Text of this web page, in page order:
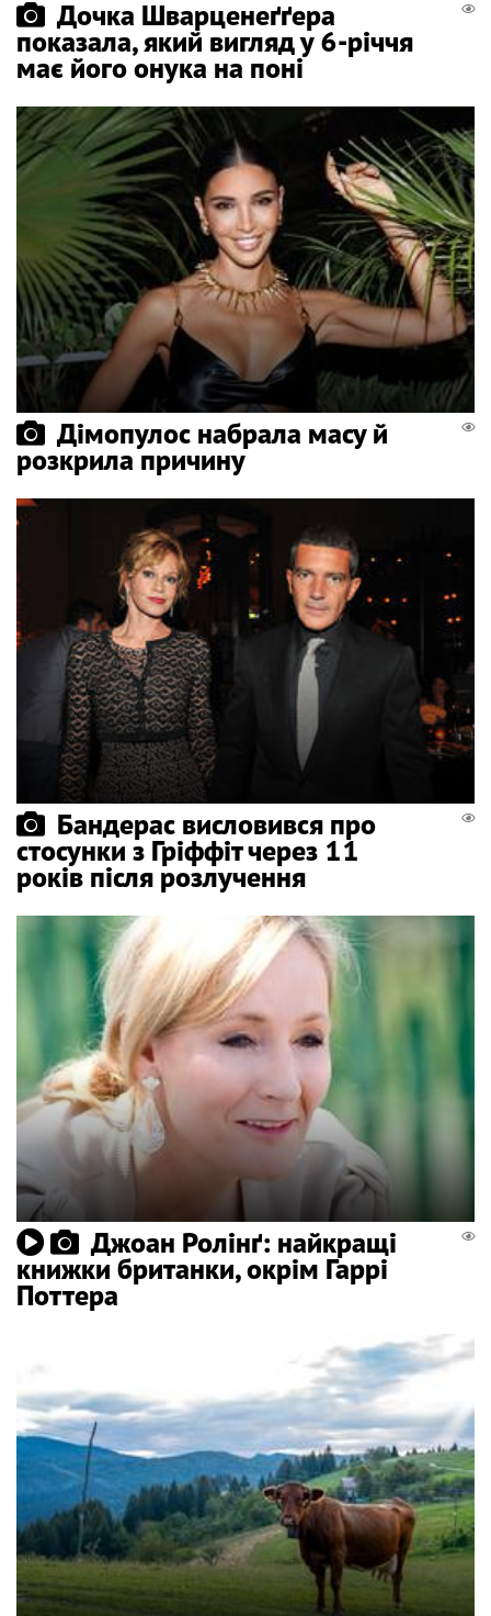
Дочка Шварценеґґера
показала, який вигляд у 6-річчя
має його онука на поні
Дімопулос набрала масу й
розкрила причину
Бандерас висловився про
стосунки з Гріффіт через 11
років після розлучення
Джоан Ролінґ: найкращі
книжки британки, окрім Гаррі
Поттера